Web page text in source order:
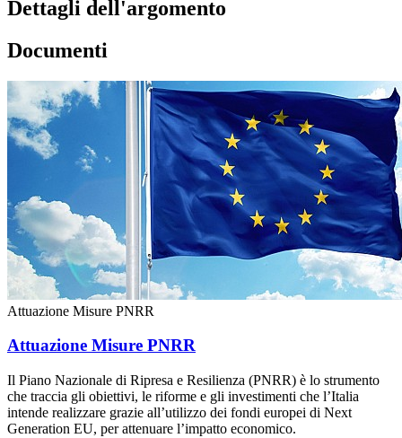
Dettagli dell'argomento
Documenti
Attuazione Misure PNRR
Attuazione Misure PNRR
Il Piano Nazionale di Ripresa e Resilienza (PNRR) è lo strumento
che traccia gli obiettivi, le riforme e gli investimenti che l’Italia
intende realizzare grazie all’utilizzo dei fondi europei di Next
Generation EU, per attenuare l’impatto economico.